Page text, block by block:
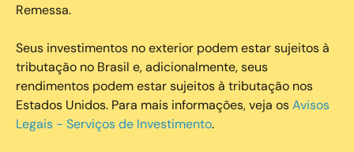
Remessa.
Seus investimentos no exterior podem estar sujeitos à
tributação no Brasil e, adicionalmente, seus
rendimentos podem estar sujeitos à tributação nos
Estados Unidos. Para mais informações, veja osAvisos
Legais - Serviços de Investimento.